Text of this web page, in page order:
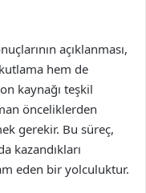
açıklanması,
hem de
kaynağı teşkil
önceliklerden
gerekir. Bu süreç,
kazandıkları
eden bir yolculuktur.